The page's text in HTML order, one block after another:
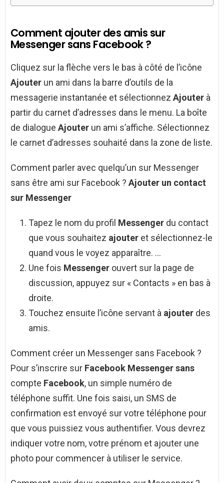
Comment ajouter des amis sur
Messenger sans Facebook ?
Cliquez sur la flèche vers le bas à côté de l’icône
Ajouter un ami dans la barre d’outils de la
messagerie instantanée et sélectionnez Ajouter à
partir du carnet d’adresses dans le menu. La boîte
de dialogue Ajouter un ami s’affiche. Sélectionnez
le carnet d’adresses souhaité dans la zone de liste.
Comment parler avec quelqu’un sur Messenger
sans être ami sur Facebook ? Ajouter un contact
sur Messenger
Tapez le nom du profil Messenger du contact
que vous souhaitez ajouter et sélectionnez-le
quand vous le voyez apparaître. …
Une fois Messenger ouvert sur la page de
discussion, appuyez sur « Contacts » en bas à
droite.
Touchez ensuite l’icône servant à ajouter des
amis.
Comment créer un Messenger sans Facebook ?
Pour s’inscrire sur Facebook Messenger sans
compte Facebook, un simple numéro de
téléphone suffit. Une fois saisi, un SMS de
confirmation est envoyé sur votre téléphone pour
que vous puissiez vous authentifier. Vous devrez
indiquer votre nom, votre prénom et ajouter une
photo pour commencer à utiliser le service.